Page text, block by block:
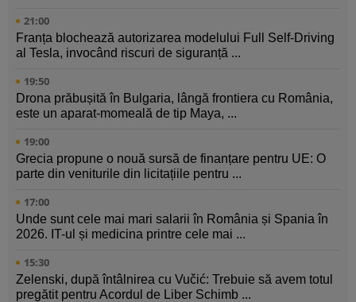
21:00
Franța blochează autorizarea modelului Full Self-Driving
al Tesla, invocând riscuri de siguranță ...
19:50
Drona prăbușită în Bulgaria, lângă frontiera cu România,
este un aparat-momeală de tip Maya, ...
19:00
Grecia propune o nouă sursă de finanțare pentru UE: O
parte din veniturile din licitațiile pentru ...
17:00
Unde sunt cele mai mari salarii în România și Spania în
2026. IT-ul și medicina printre cele mai ...
15:30
Zelenski, după întâlnirea cu Vučić: Trebuie să avem totul
pregătit pentru Acordul de Liber Schimb ...